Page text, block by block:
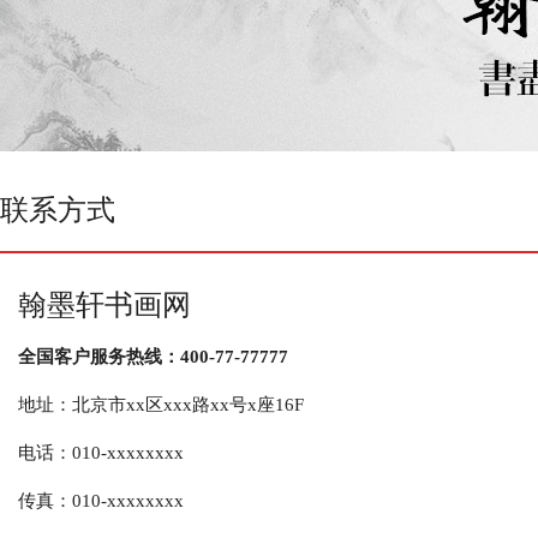
联系方式
翰墨轩书画网
全国客户服务热线：400-77-77777
地址：北京市xx区xxx路xx号x座16F
电话：010-xxxxxxxx
传真：010-xxxxxxxx